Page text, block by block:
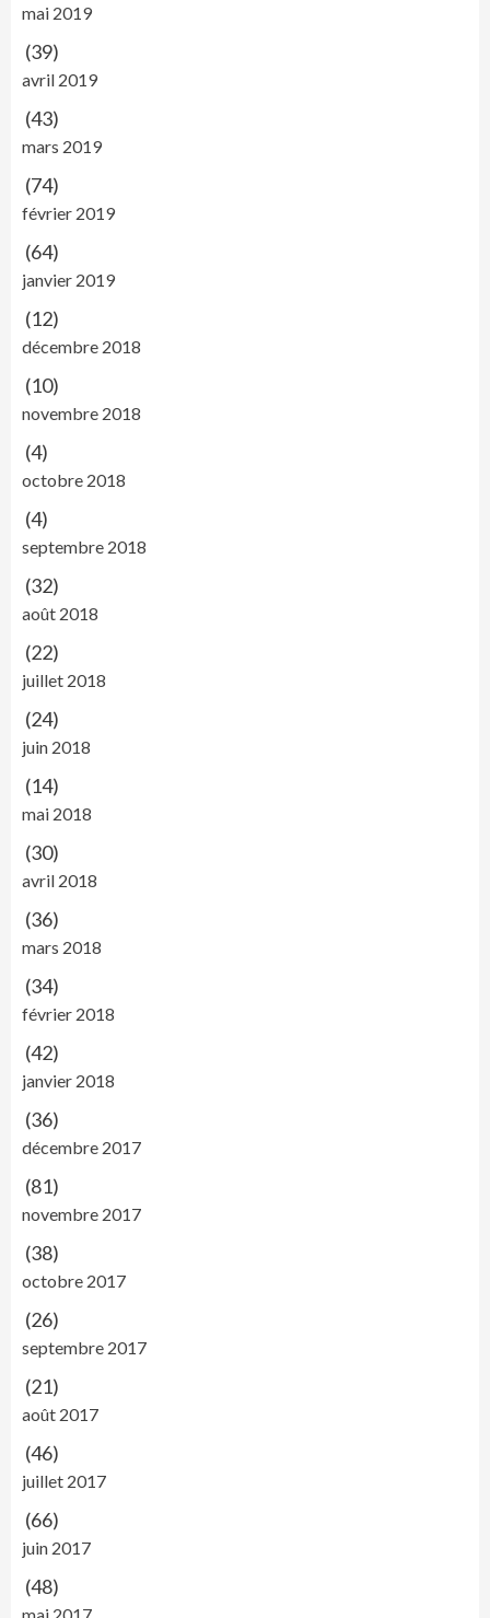
mai 2019
(39)
avril 2019
(43)
mars 2019
(74)
février 2019
(64)
janvier 2019
(12)
décembre 2018
(10)
novembre 2018
(4)
octobre 2018
(4)
septembre 2018
(32)
août 2018
(22)
juillet 2018
(24)
juin 2018
(14)
mai 2018
(30)
avril 2018
(36)
mars 2018
(34)
février 2018
(42)
janvier 2018
(36)
décembre 2017
(81)
novembre 2017
(38)
octobre 2017
(26)
septembre 2017
(21)
août 2017
(46)
juillet 2017
(66)
juin 2017
(48)